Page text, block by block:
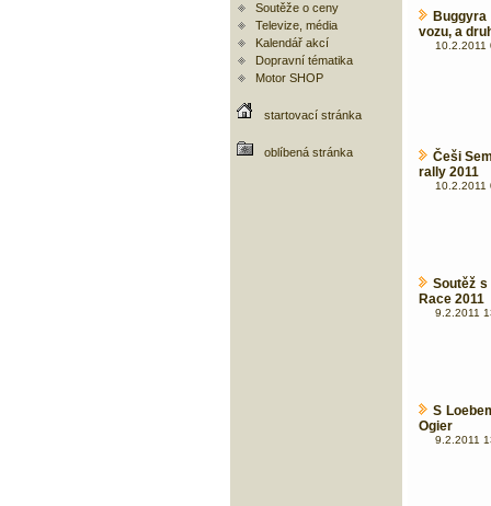
Soutěže o ceny
Televize, média
Kalendář akcí
Dopravní tématika
Motor SHOP
startovací stránka
oblíbená stránka
vozu, a
10.2.2011
Češi
rally 2011
10.2.2011
Soutěž
Race 2011
9.2.2011
S
Ogier
9.2.2011